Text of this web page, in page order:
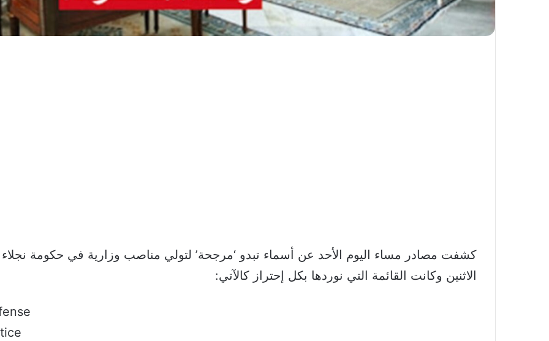
كشفت مصادر مساء اليوم الأحد عن أسماء تبدو ‘مرجحة’ لتولي مناصب وزارية في حكومة نجلاء
الاثنين وكانت القائمة التي نوردها بكل إحتراز كالآتي: